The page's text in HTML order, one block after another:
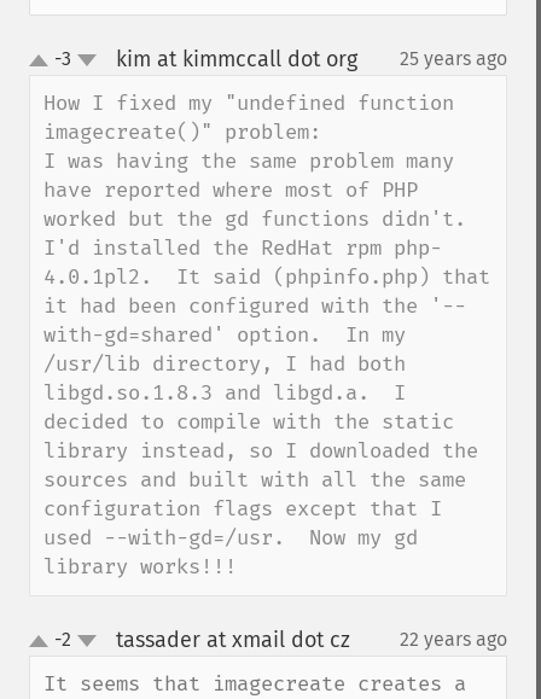
up-3 kim at kimmccall dot org¶ 25 years ago
How I fixed my "undefined function
imagecreate()" problem:
I was having the same problem many
have reported where most of PHP
worked but the gd functions didn't.
I'd installed the RedHat rpm php-
4.0.1pl2.  It said (phpinfo.php) that
it had been configured with the '--
with-gd=shared' option.  In my
/usr/lib directory, I had both
libgd.so.1.8.3 and libgd.a.  I
decided to compile with the static
library instead, so I downloaded the
sources and built with all the same
configuration flags except that I
used --with-gd=/usr.  Now my gd
library works!!!
up
down
-2 tassader at xmail dot cz¶ 22 years ago
It seems that imagecreate creates a